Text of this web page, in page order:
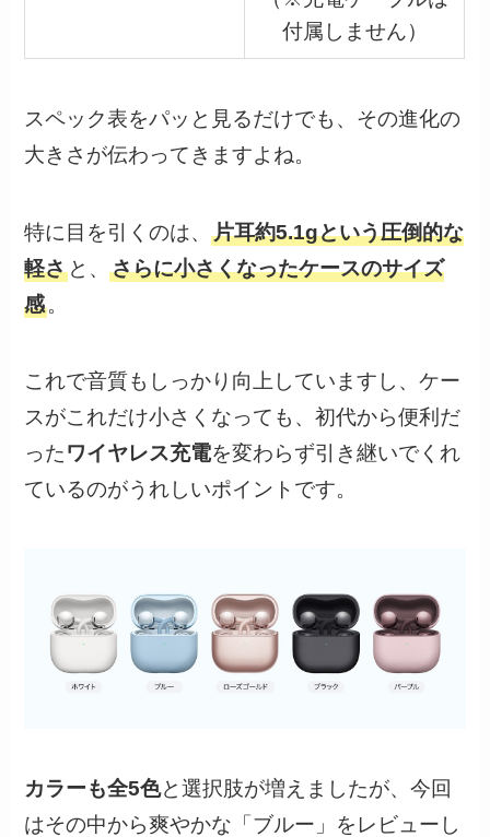
付属しません）
スペック表をパッと見るだけでも、その進化の
大きさが伝わってきますよね。
特に目を引くのは、片耳約5.1gという圧倒的な
軽さ と、さらに小さくなったケースのサイズ
感。
これで音質もしっかり向上していますし、ケー
スがこれだけ小さくなっても、初代から便利だ
ったワイヤレス充電を変わらず引き継いでくれ
ているのがうれしいポイントです。
カラーも全5色と選択肢が増えましたが、今回
はその中から爽やかな「ブルー」をレビューし